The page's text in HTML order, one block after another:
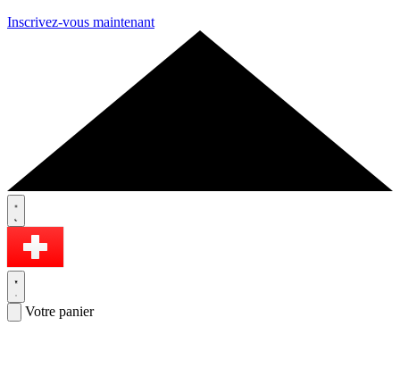
Inscrivez-vous maintenant
Votre panier